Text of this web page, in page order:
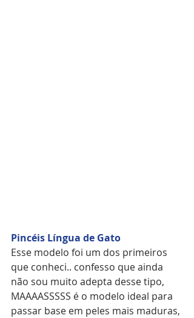
Pincéis Língua de Gato
Esse modelo foi um dos primeiros
que conheci.. confesso que ainda
não sou muito adepta desse tipo,
MAAAASSSSS é o modelo ideal para
passar base em peles mais maduras,